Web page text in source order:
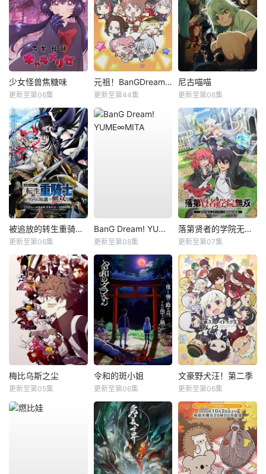
少女怪兽焦糖味
更新至第06集
元祖！BanGDream酱
更新至第44集
尼古喵喵
更新至第06集
被追放的转生重骑士用游戏知识开无双
更新至第06集
BanG Dream! YUME∞MITA
更新至第08集
落第贤者的学院无双第二回转生，S等级作弊魔术师冒险记
更新至第07集
梅比乌斯之尘
更新至第05集
令和的斑小姐
更新至第06集
文豪野犬汪！第二季
更新至第06集